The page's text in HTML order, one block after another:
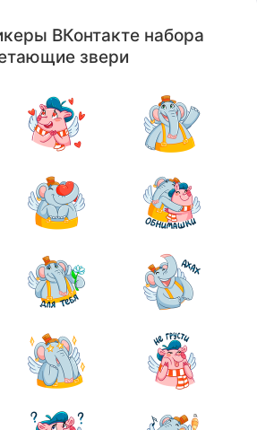
ВКонтакте набора
звери